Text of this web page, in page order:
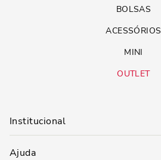
BOLSAS
ACESSÓRIOS
MINI
OUTLET
Institucional
Ajuda